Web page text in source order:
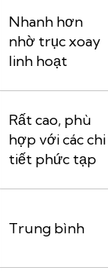
Nhanh hơn
nhờ trục xoay
linh hoạt
Rất cao, phù
hợp với các chi
tiết phức tạp
Trung bình